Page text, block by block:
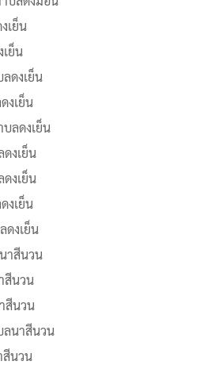
เย็น
ย็น
ดงเย็น
งเย็น
ลดงเย็น
งเย็น
งเย็น
งเย็น
ดงเย็น
าสีนวน
สีนวน
สีนวน
ลนาสีนวน
สีนวน